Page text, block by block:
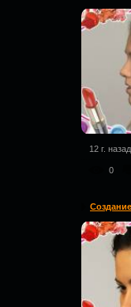
12 г. назад
0